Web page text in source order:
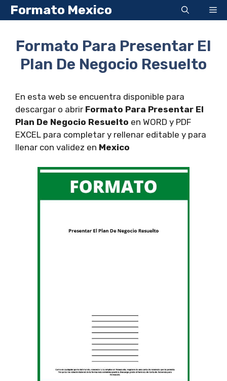
Saltar
al
Formato Mexico
Formato Para Presentar El
Plan De Negocio Resuelto
En esta web se encuentra disponible para
descargar o abrir Formato Para Presentar El
Plan De Negocio Resuelto en WORD y PDF
EXCEL para completar y rellenar editable y para
llenar con validez en Mexico